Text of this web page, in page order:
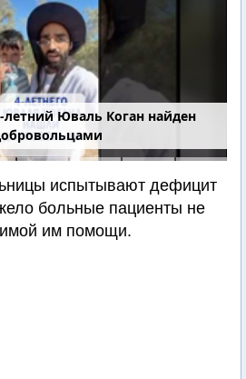
летний Юваль Коган найден
испытывают дефицит
больные пациенты не
им помощи.